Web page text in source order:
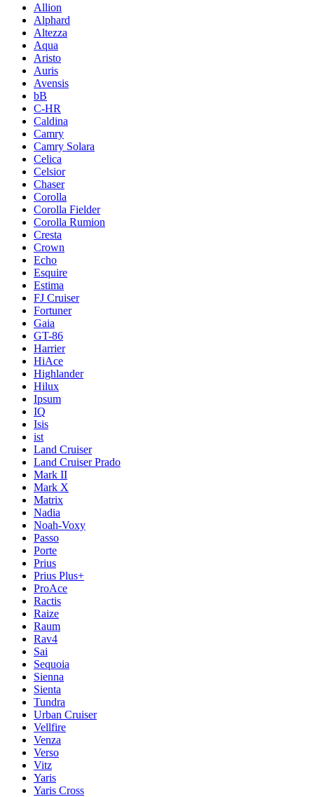
Allion
Alphard
Altezza
Aqua
Aristo
Auris
Avensis
bB
C-HR
Caldina
Camry
Camry Solara
Celica
Celsior
Chaser
Corolla
Corolla Fielder
Corolla Rumion
Cresta
Crown
Echo
Esquire
Estima
FJ Cruiser
Fortuner
Gaia
GT-86
Harrier
HiAce
Highlander
Hilux
Ipsum
IQ
Isis
ist
Land Cruiser
Land Cruiser Prado
Mark II
Mark X
Matrix
Nadia
Noah-Voxy
Passo
Porte
Prius
Prius Plus+
ProAce
Ractis
Raize
Raum
Rav4
Sai
Sequoia
Sienna
Sienta
Tundra
Urban Cruiser
Vellfire
Venza
Verso
Vitz
Yaris
Yaris Cross